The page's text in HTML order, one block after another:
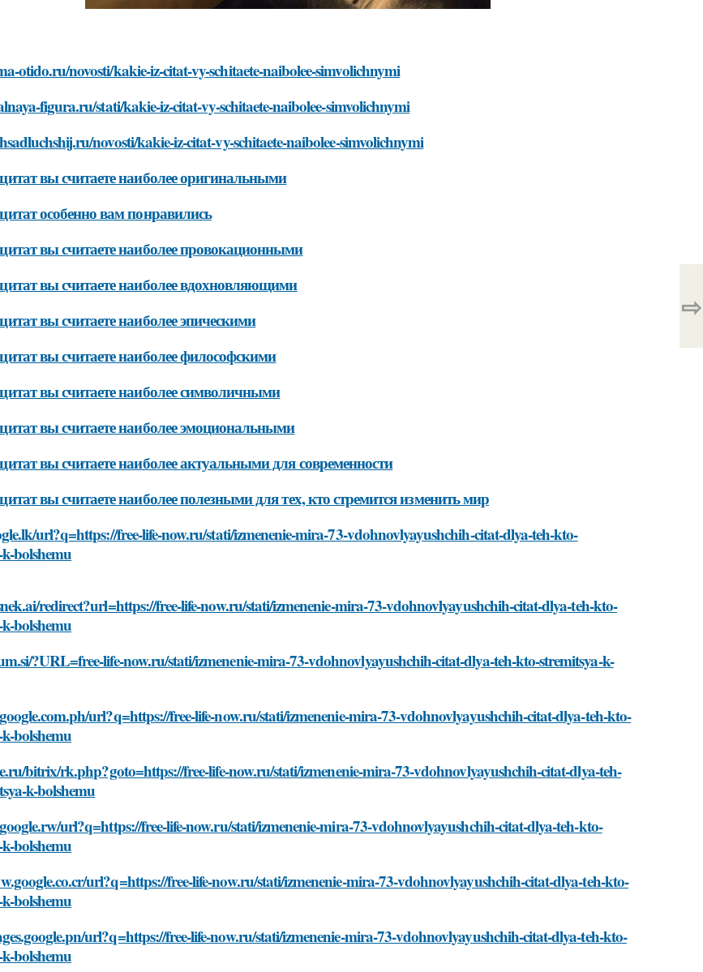
otido.ru/novosti/kakie-iz-citat-vy-schitaete-naibolee-simvolichnymi
figura.ru/stati/kakie-iz-citat-vy-schitaete-naibolee-simvolichnymi
novosti/kakie-iz-citat-vy-schitaete-naibolee-simvolichnymi
вы считаете наиболее оригинальными
особенно вам понравились
вы считаете наиболее провокационными
вы считаете наиболее вдохновляющими
вы считаете наиболее эпическими
вы считаете наиболее философскими
вы считаете наиболее символичными
вы считаете наиболее эмоциональными
вы считаете наиболее актуальными для современности
вы считаете наиболее полезными для тех, кто стремится изменить мир
url?q=https://free-life-now.ru/stati/izmenenie-mira-73-vdohnovlyayushchih-citat-dlya-teh-kto-
bolshemu
redirect?url=https://free-life-now.ru/stati/izmenenie-mira-73-vdohnovlyayushchih-citat-dlya-teh-kto-
bolshemu
?URL=free-life-now.ru/stati/izmenenie-mira-73-vdohnovlyayushchih-citat-dlya-teh-kto-stremitsya-k-
url?q=https://free-life-now.ru/stati/izmenenie-mira-73-vdohnovlyayushchih-citat-dlya-teh-kto-
bolshemu
bitrix/rk.php?goto=https://free-life-now.ru/stati/izmenenie-mira-73-vdohnovlyayushchih-citat-dlya-teh-
k-bolshemu
url?q=https://free-life-now.ru/stati/izmenenie-mira-73-vdohnovlyayushchih-citat-dlya-teh-kto-
bolshemu
url?q=https://free-life-now.ru/stati/izmenenie-mira-73-vdohnovlyayushchih-citat-dlya-teh-kto-
bolshemu
url?q=https://free-life-now.ru/stati/izmenenie-mira-73-vdohnovlyayushchih-citat-dlya-teh-kto-
bolshemu
⇨